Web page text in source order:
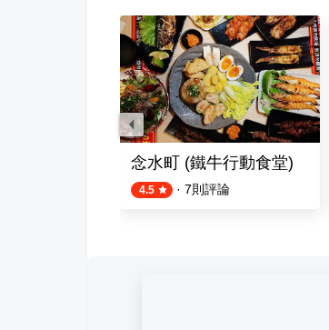
念水町 (鐵牛行動食堂)
4.5 · 7則評論